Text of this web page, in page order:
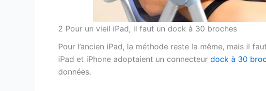
2 Pour un vieil iPad, il faut un dock à 30 broches
Pour l’ancien iPad, la méthode reste la même, mais il
iPad et iPhone adoptaient un connecteur dock à 30
données.